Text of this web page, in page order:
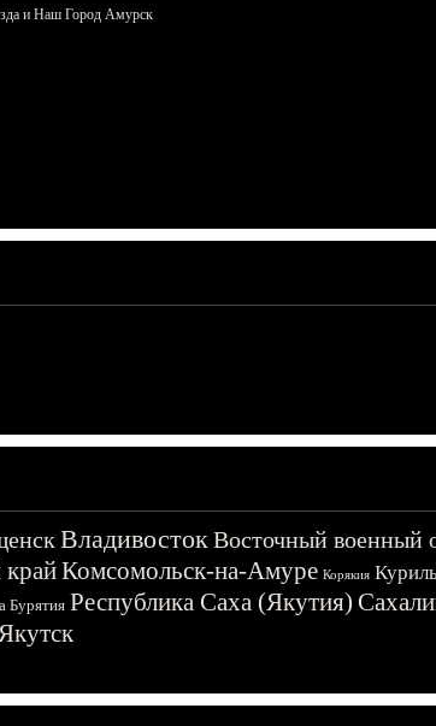
и Наш Город Амурск
ВладивостокВосточный военный
крайКомсомольск-на-Амуре Корякия
Бурятия Республика Саха (Якутия)